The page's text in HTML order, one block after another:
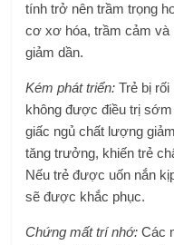
tính trở nên trầm trọng
cơ xơ hóa, trầm cảm và
giảm dần.
Kém phát triển: Trẻ bị
không được điều trị
giấc ngủ chất lượng
tăng trưởng, khiến trẻ
Nếu trẻ được uốn nắn
sẽ được khắc phục.
Chứng mất trí nhớ: Các